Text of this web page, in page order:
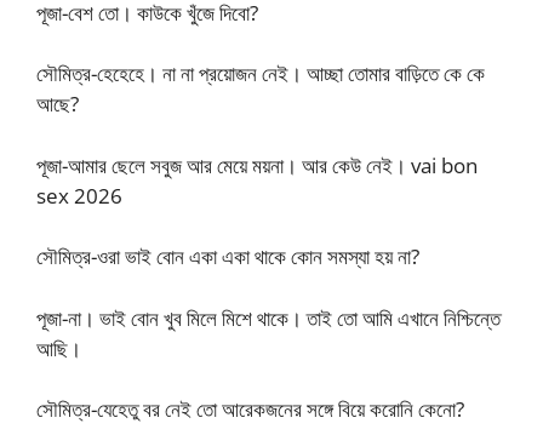
পূজা-বেশ তো। কাউকে খুঁজে দিবো?
সৌমিত্র-হেহেহে। না না প্রয়োজন নেই। আচ্ছা তোমার বাড়িতে কে কে
আছে?
পূজা-আমার ছেলে সবুজ আর মেয়ে ময়না। আর কেউ নেই। vai bon
sex 2026
সৌমিত্র-ওরা ভাই বোন একা একা থাকে কোন সমস্যা হয় না?
পূজা-না। ভাই বোন খুব মিলে মিশে থাকে। তাই তো আমি এখানে নিশ্চিন্তে
আছি।
সৌমিত্র-যেহেতু বর নেই তো আরেকজনের সঙ্গে বিয়ে করোনি কেনো?